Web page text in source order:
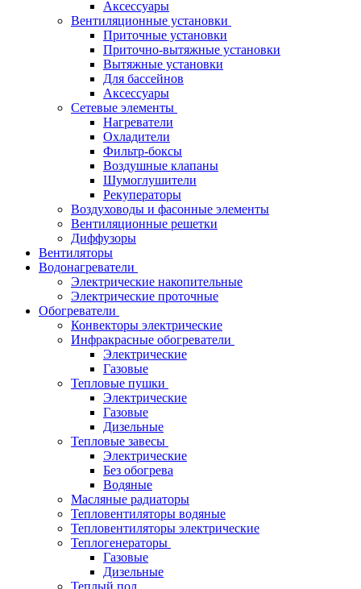
Аксессуары
Вентиляционные установки
Приточные установки
Приточно-вытяжные установки
Вытяжные установки
Для бассейнов
Аксессуары
Сетевые элементы
Нагреватели
Охладители
Фильтр-боксы
Воздушные клапаны
Шумоглушители
Рекуператоры
Воздуховоды и фасонные элементы
Вентиляционные решетки
Диффузоры
Вентиляторы
Водонагреватели
Электрические накопительные
Электрические проточные
Обогреватели
Конвекторы электрические
Инфракрасные обогреватели
Электрические
Газовые
Тепловые пушки
Электрические
Газовые
Дизельные
Тепловые завесы
Электрические
Без обогрева
Водяные
Масляные радиаторы
Тепловентиляторы водяные
Тепловентиляторы электрические
Теплогенераторы
Газовые
Дизельные
Теплый пол